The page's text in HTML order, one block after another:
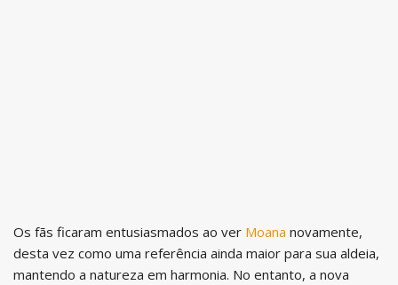
Os fãs ficaram entusiasmados ao ver Moana novamente,
desta vez como uma referência ainda maior para sua aldeia,
mantendo a natureza em harmonia. No entanto, a nova